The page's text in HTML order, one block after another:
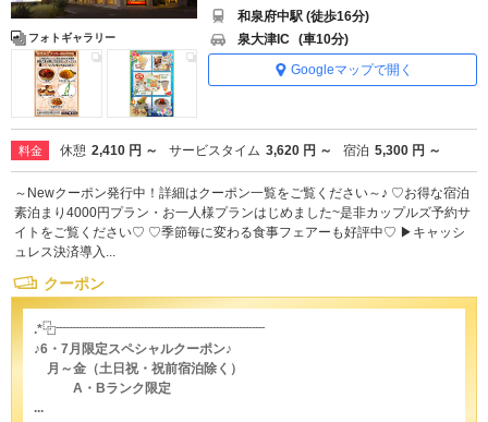
フォトギャラリー
和泉府中駅 (徒歩16分)
泉大津IC (車10分)
Googleマップで開く
料金 休憩 2,410 円 ～ サービスタイム 3,620 円 ～ 宿泊 5,300 円 ～
～Newクーポン発行中！詳細はクーポン一覧をご覧ください～♪ ♡お得な宿泊
素泊まり4000円プラン・お一人様プランはじめました~是非カップルズ予約サ
イトをご覧ください♡ ♡季節毎に変わる食事フェアーも好評中♡ ▶キャッシ
ュレス決済導入...
クーポン
.*⿻┈┈┈┈┈┈┈┈┈┈┈┈┈┈┈┈
♪6・7月限定スペシャルクーポン♪
月～金（土日祝・祝前宿泊除く）
A・Bランク限定
...